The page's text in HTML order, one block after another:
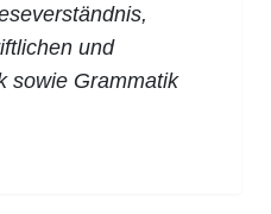
und
sowie Grammatik